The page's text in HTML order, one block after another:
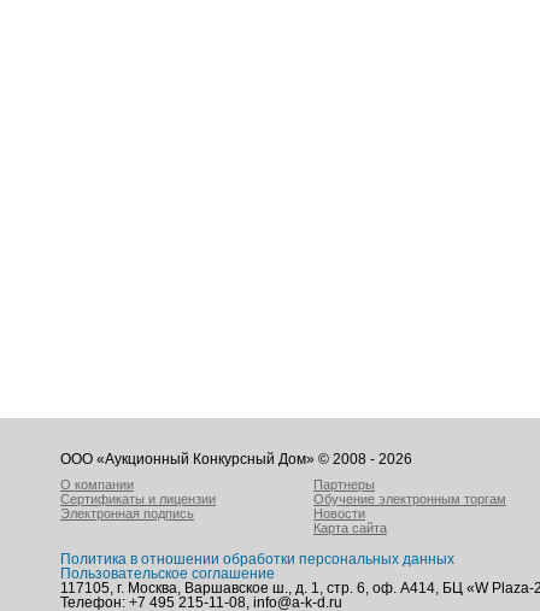
ООО «Аукционный Конкурсный Дом» © 2008 - 2026
О компании
Сертификаты и лицензии
Электронная подпись
Партнеры
Обучение электронным торгам
Новости
Карта сайта
Политика в отношении обработки персональных данных
Пользовательское соглашение
117105, г. Москва, Варшавское ш., д. 1, стр. 6, оф. А414, БЦ «W Plaza-
Телефон: +7 495 215-11-08, info@a-k-d.ru